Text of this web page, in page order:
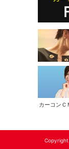
カーコンＣ
Copyright